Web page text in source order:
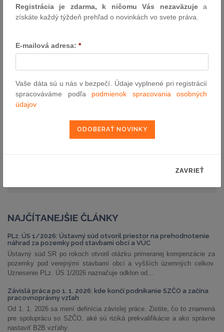
VYHĽADÁVANIE ASPI
Číslo predpisu:
Názov:
NAJČÍTANEJŠIE ČLÁNKY
PLz. ÚS 1/2026: Ústavný súd otvoril priestor na prehodnotenie
náhrad za pozemky pod stavbami obcí a VÚC
Ústavný súd SR po rokoch otvoril otázku primeranej kompenzácie za
pozemky pod verejnými stavbami obcí a vyšších územných celkov.
Uznesenie PLz. ÚS 1/2026 naznačuje odklon od...
Závislá práca po 1. 1. 2026: kde končí podnikanie SZČO a začína
pracovnoprávny vzťah
Od 1. 1. 2026 sa mení definícia závislej práce. Zistite, čo to znamená
pre spoluprácu so SZČO, aké sú riziká prekvalifikácie a ako správne
nastaviť B2B vzťahy.
Registrácia je zdarma, k ničomu Vás nezaväzujea
získáte každý týždeň prehľad o novinkách vo svete práva.
E-mailová adresa: *
Vaše dáta sú u nás v bezpečí. Údaje vyplnené pri registrácií
spracováváme podľa podmienok spracovania osobných
údajov
ZAVRIEŤ